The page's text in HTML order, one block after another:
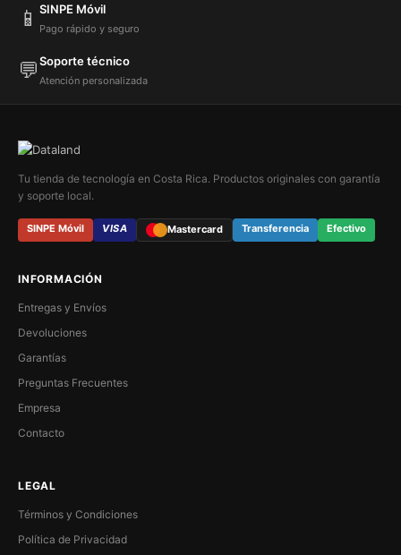
📱 SINPE Móvil
Pago rápido y seguro
💬Soporte técnico
Atención personalizada
Tu tienda de tecnología en Costa Rica. Productos originales con garantía
y soporte local.
SINPE Móvil VISA Mastercard Transferencia Efectivo
INFORMACIÓN
Entregas y Envíos
Devoluciones
Garantías
Preguntas Frecuentes
Empresa
Contacto
LEGAL
Términos y Condiciones
Política de Privacidad